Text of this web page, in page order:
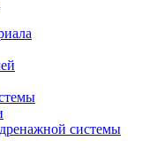
системы